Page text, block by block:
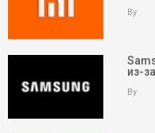
By
из-
By